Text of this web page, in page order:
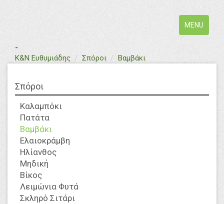
Toggle
navigation
MENU
-
Κ&Ν Ευθυμιάδης textΣπόροι Βαμβάκι
Σπόροι
Καλαμπόκι
Πατάτα
Βαμβάκι
Ελαιοκράμβη
Ηλίανθος
Μηδική
Βίκος
Λειμώνια Φυτά
Σκληρό Σιτάρι